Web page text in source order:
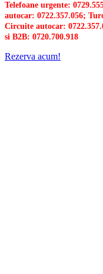
Telefoane urgente:
autocar: 0722.357.056;
Circuite autocar:
si B2B: 0720.700.918
Rezerva acum!